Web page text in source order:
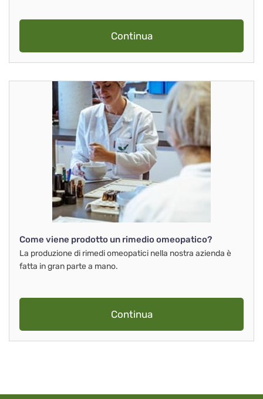
Continua
Come viene prodotto un rimedio omeopatico?
La produzione di rimedi omeopatici nella nostra azienda è
fatta in gran parte a mano.
Continua